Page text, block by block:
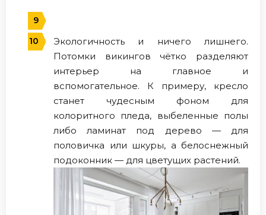
Экологичность и ничего лишнего.
Потомки викингов чётко разделяют
интерьер на главное и
вспомогательное. К примеру, кресло
станет чудесным фоном для
колоритного пледа, выбеленные полы
либо ламинат под дерево — для
половичка или шкуры, а белоснежный
подоконник — для цветущих растений.